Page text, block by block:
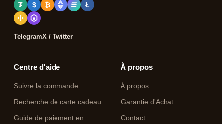
₮ $ ₿ Ł
TelegramX / Twitter
Centre d'aide
Suivre la commande
Recherche de carte cadeau
Guide de paiement en
À propos
À propos
Garantie d'Achat
Contact